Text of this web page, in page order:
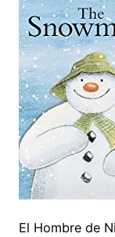
El Hombre de